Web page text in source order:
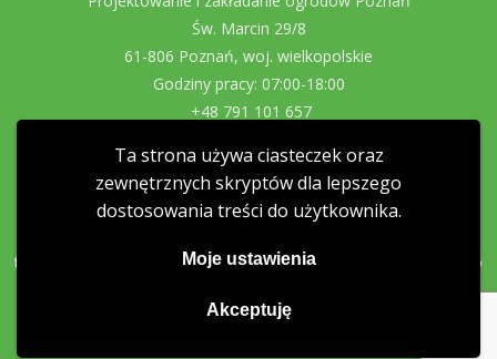
Ta strona używa ciasteczek oraz
zewnętrznych skryptów dla lepszego
dostosowania treści do użytkownika.
Moje ustawienia
Akceptuję
Św. Marcin 29/8
61-806 Poznań, woj. wielkopolskie
Godziny pracy: 07:00-18:00
+48 791 101 657
NIP: 7831729718
REGON: 362193760
trawników
Systemy nawadniania Zakładanie ogrodów Lusówko